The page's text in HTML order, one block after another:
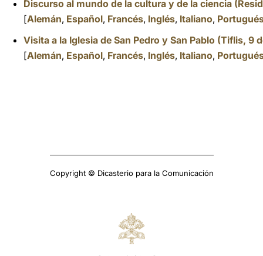
Discurso al mundo de la cultura y de la ciencia
[Alemán, Español, Francés, Inglés, Italiano,
Visita a la Iglesia de San Pedro y San Pablo (Tiflis, 9
[Alemán, Español, Francés, Inglés, Italiano,
Copyright © Dicasterio para la Comunicación